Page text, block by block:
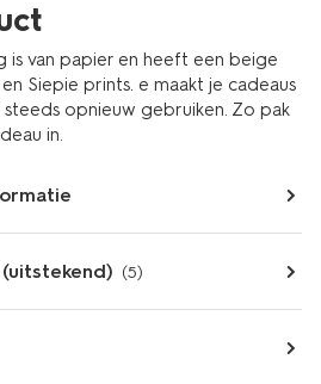
is van papier en heeft een beige
Siepie prints. e maakt je cadeaus
steeds opnieuw gebruiken. Zo pak
in.
(5)